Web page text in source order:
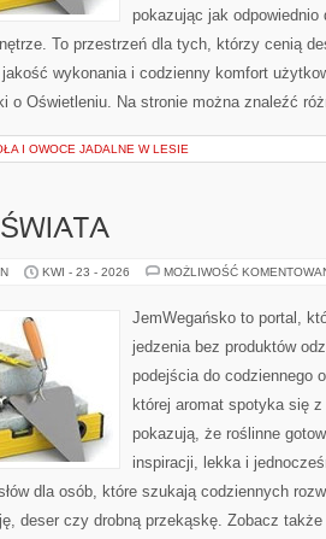
pokazując jak odpowiednio
To przestrzeń dla tych, którzy cenią
wykonania i codzienny komfort
o Oświetleniu. Na stronie można znaleźć
I OWOCE JADALNE W LESIE
KWI - 23 - 2026 MOŻLIWOŚĆ
JemWegańsko to portal,
jedzenia bez produktów
podejścia do codziennego
której aromat spotyka się
pokazują, że roślinne
inspiracji, lekka i
dla osób, które szukają codziennych
deser czy drobną przekąskę. Zobacz